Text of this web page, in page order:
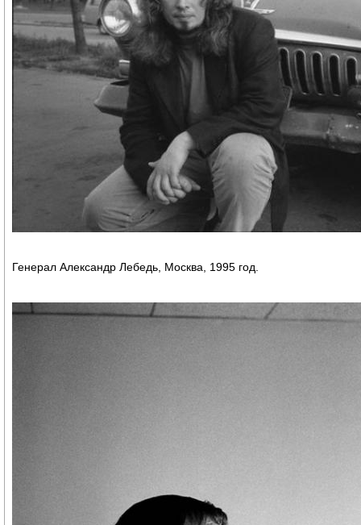
Генерал Александр Лебедь, Москва, 1995 год.